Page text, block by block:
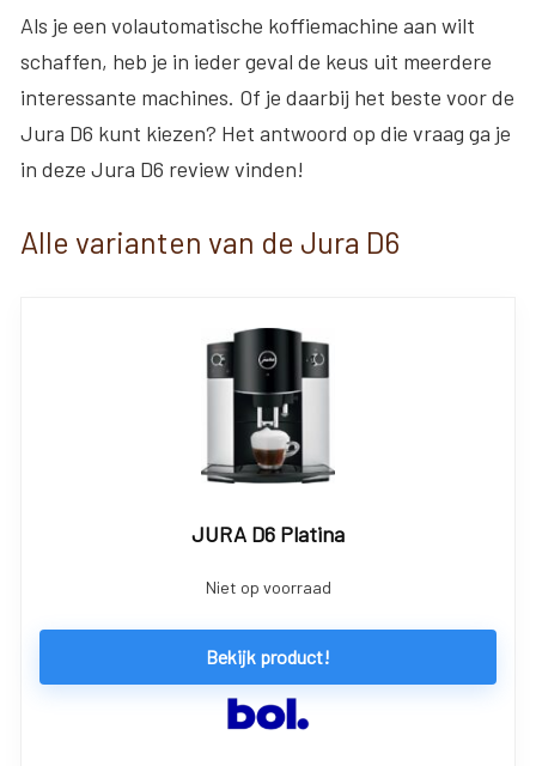
Als je een volautomatische koffiemachine aan wilt
schaffen, heb je in ieder geval de keus uit meerdere
interessante machines. Of je daarbij het beste voor de
Jura D6 kunt kiezen? Het antwoord op die vraag ga je
in deze Jura D6 review vinden!
Alle varianten van de Jura D6
JURA D6 Platina
Niet op voorraad
Bekijk product!